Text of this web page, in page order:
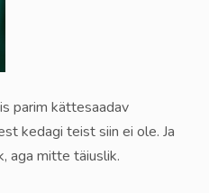
parim kättesaadav
kedagi teist siin ei ole. Ja
aga mitte täiuslik.